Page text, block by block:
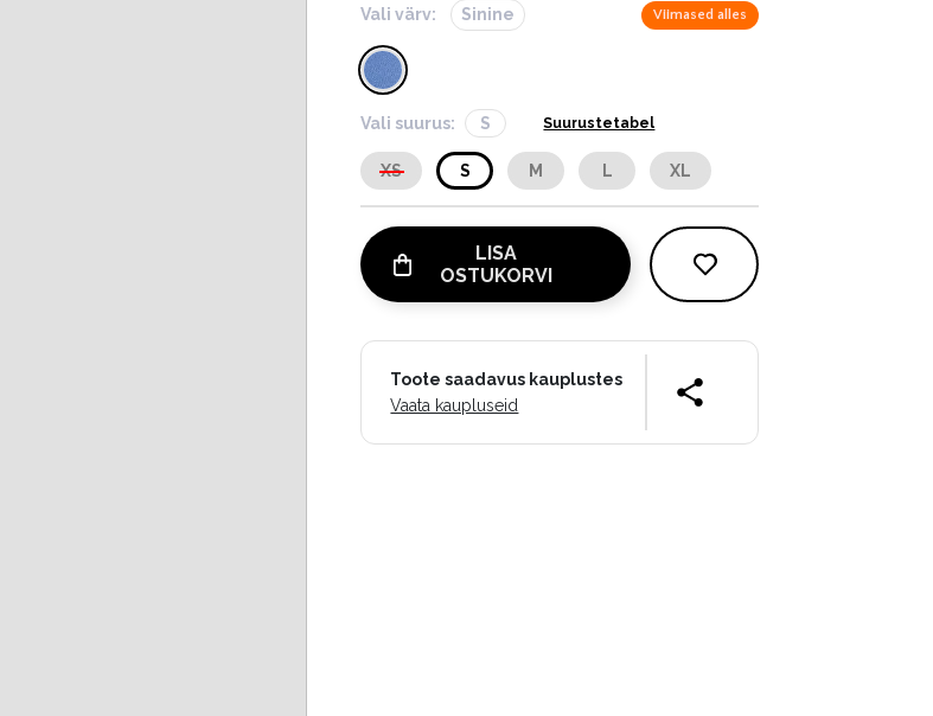
Vali värv: Sinine Viimased alles
Vali suurus: S Suurustetabel
XS S M L XL
LISA
OSTUKORVI
Toote saadavus kauplustes
Vaata kaupluseid